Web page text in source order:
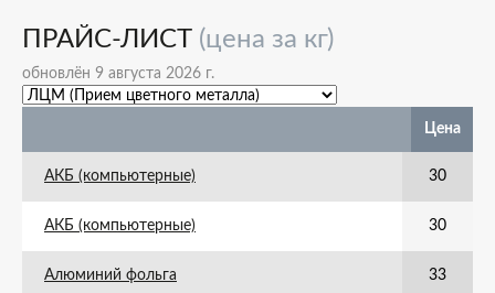
ПРАЙС-ЛИСТ (цена за кг)
обновлён 9 августа 2026 г.
Цена
АКБ (компьютерные) 30
АКБ (компьютерные) 30
Алюминий фольга 33